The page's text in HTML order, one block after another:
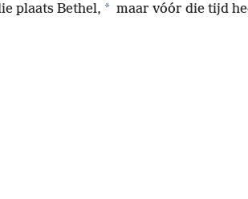
plaats Bethel, * maar vóór die tijd